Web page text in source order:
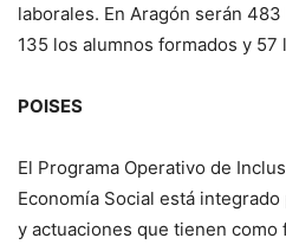
laborales. En Aragón serán
135 los alumnos formados y
POISES
El Programa Operativo de
Economía Social está
y actuaciones que tienen